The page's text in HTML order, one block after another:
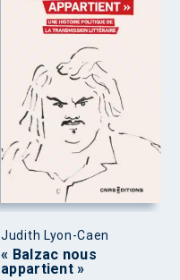
Judith Lyon-Caen
« Balzac nous
appartient »